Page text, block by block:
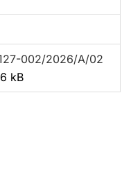
002/2026/A/02
kB